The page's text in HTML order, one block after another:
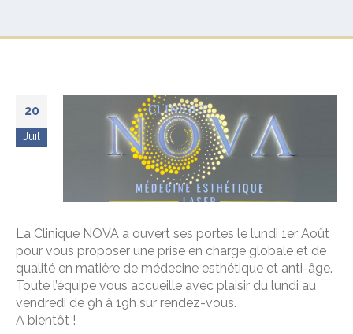
20
Juil
La Clinique NOVA a ouvert ses portes le lundi 1er Août
pour vous proposer une prise en charge globale et de
qualité en matière de médecine esthétique et anti-âge.
Toute l’équipe vous accueille avec plaisir du lundi au
vendredi de 9h à 19h sur rendez-vous.
A bientôt !